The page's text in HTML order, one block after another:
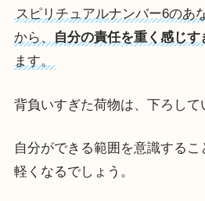
スピリチュアルナンバー6のあ
から、
自分の責任を重く感じす
ます。
背負いすぎた荷物は、下ろして
自分ができる範囲を意識する
軽くなるでしょう。